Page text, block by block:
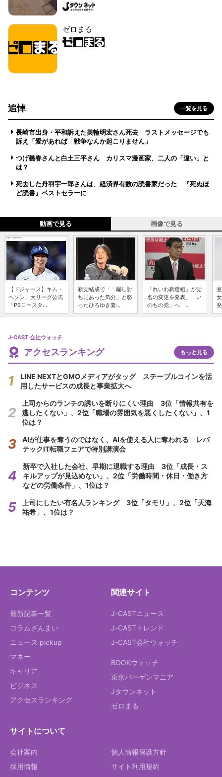
ゼロまる
追悼 一覧を見る
長崎市出身・平和訴えた美輪明宏さん死去 ラストメッセージでも
訴え「愛があれば 戦争なんか起こりません」
つげ義春さんと白土三平さん カリスマ漫画家、二人の「違い」と
は？
死去した丹羽宇一郎さんは、経済界有数の読書家だった 『死ぬほ
ど読書』ベストセラーに
動画で見る 画像で見る
【ドジャース】キム・
ヘソン、大リーグ公式
「PSロースタ...
新党結成で「「騙し討
ちにあった気分」と怒
ったひろゆき妻...
「れいわ新選組」が党
名の変更を発表、「い
のちの党」へ ...
J-CAST 会社ウォッチ
アクセスランキング もっと見る
LINE NEXTとGMOメディアがタッグ ステーブルコインを活
用したサービスの成長と事業拡大へ
上司からのランチの誘いを断りにくい理由 3位「情報共有を
逃したくない」、2位「職場の雰囲気を悪くしたくない」、1
位は？
AIが仕事を奪うのではなく、AIを使える人に奪われる レバ
テックIT転職フェアで特別講演会
新卒で入社した会社、早期に退職する理由 3位「成長・ス
キルアップが見込めない」、2位「労働時間・休日・働き方
などの労働条件」、1位は？
上司にしたい有名人ランキング 3位「タモリ」、2位「天海
祐希」、1位は？
コンテンツ
最新記事一覧
コラムざんまい
ニュース pickup
マネー
キャリア
ビジネス
アクセスランキング
関連サイト
J-CASTニュース
J-CASTトレンド
J-CAST会社ウォッチ
BOOKウォッチ
東京バーゲンマニア
Jタウンネット
ゼロまる
サイトについて
会社案内
採用情報
個人情報保護方針
サイト利用規約